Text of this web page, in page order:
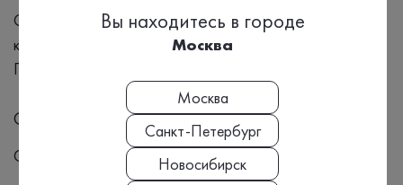
Слабость и усталость. Лихорадка и озноб. Боли в горле,
кашель, простудные симптомы. Увеличение лимфоузлов.
Постоянные головные боли или боли в мышцах.
Синонимы
ОАК
Вы находитесь в городе
Москва
Москва
Санкт-Петербург
Новосибирск